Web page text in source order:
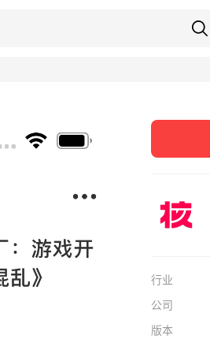
行业
公司
版本